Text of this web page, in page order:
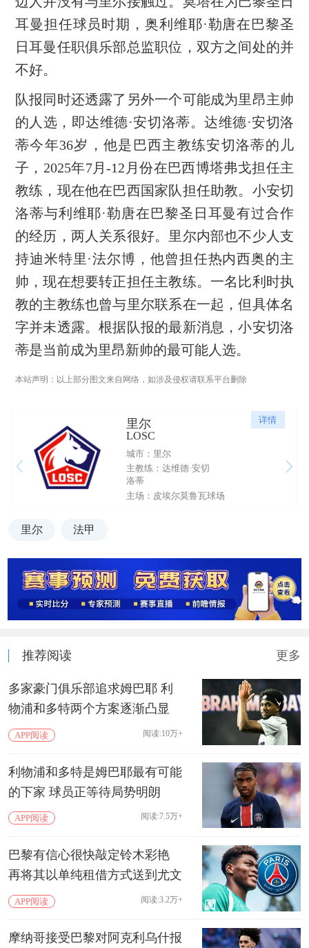
耳曼担任球员时期，奥利维耶·勒唐在巴黎圣
日耳曼任职俱乐部总监职位，双方之间处的并
不好。
队报同时还透露了另外一个可能成为里昂主帅
的人选，即达维德·安切洛蒂。达维德·安切洛
蒂今年36岁，他是巴西主教练安切洛蒂的儿
子，2025年7月-12月份在巴西博塔弗戈担任主
教练，现在他在巴西国家队担任助教。小安切
洛蒂与利维耶·勒唐在巴黎圣日耳曼有过合作
的经历，两人关系很好。里尔内部也不少人支
持迪米特里·法尔博，他曾担任热内西奥的主
帅，现在想要转正担任主教练。一名比利时执
教的主教练也曾与里尔联系在一起，但具体名
字并未透露。根据队报的最新消息，小安切洛
蒂是当前成为里昂新帅的最可能人选。
本站声明：以上部分图文来自网络，如涉及侵权请联系平台删除
详情
里尔
LOSC
城市：里尔
主教练：达维德·安切
洛蒂
主场：皮埃尔莫鲁瓦球场
里尔 法甲
推荐阅读 更多
多家豪门俱乐部追求姆巴耶 利
物浦和多特两个方案逐渐凸显
APP阅读 阅读:10万+
利物浦和多特是姆巴耶最有可能
的下家 球员正等待局势明朗
APP阅读 阅读:7.5万+
巴黎有信心很快敲定铃木彩艳
再将其以单纯租借方式送到尤文
APP阅读 阅读:3.2万+
摩纳哥接受巴黎对阿克利乌什报